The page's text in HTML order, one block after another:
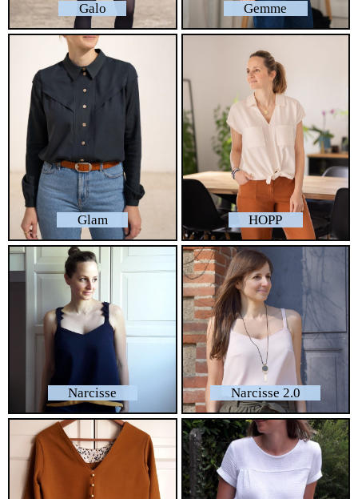
Galo Gemme
Glam HOPP
Narcisse Narcisse 2.0